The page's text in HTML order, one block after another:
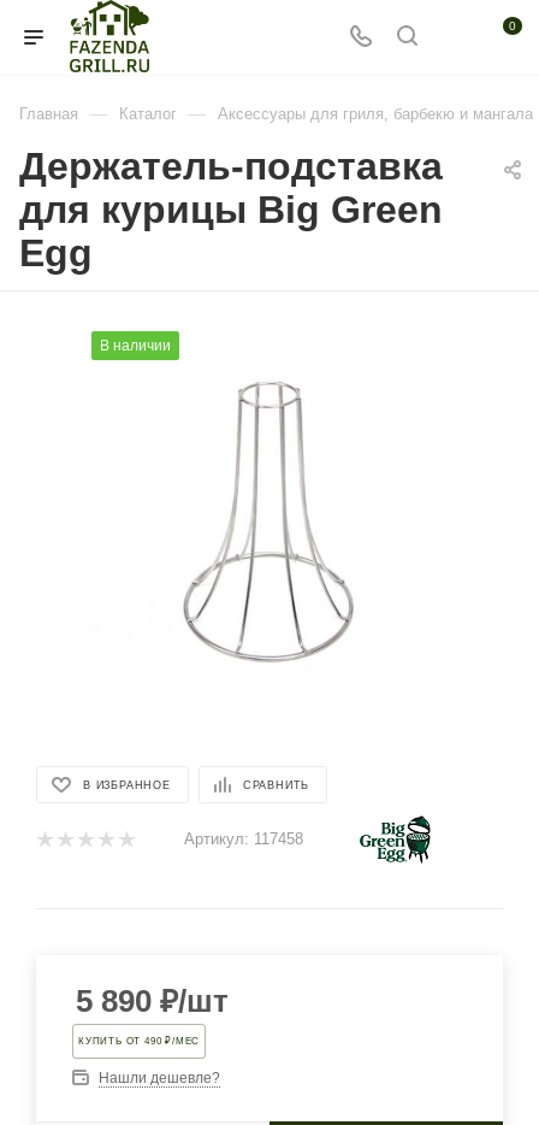
0
Главная — Каталог — Аксессуары для гриля, барбекю и мангала
Держатель-подставка
для курицы Big Green
Egg
В наличии
В ИЗБРАННОЕ СРАВНИТЬ
Артикул: 117458
5 890 ₽/шт
КУПИТЬ ОТ 490 ₽/МЕС
Нашли дешевле?